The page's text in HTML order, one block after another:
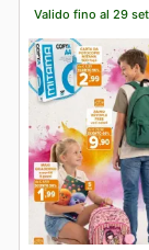
accedere a
Scopri oggi
subito a
Valido fino al 29 set